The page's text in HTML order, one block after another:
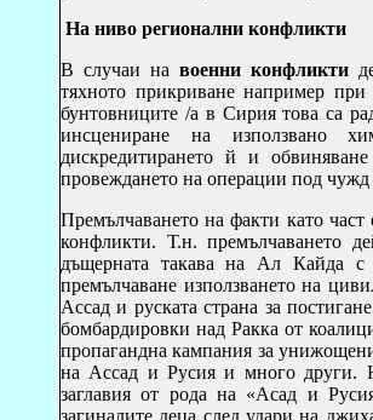
На ниво регионални конфликти
В случаи навоенни конфликти
тяхното прикриване например
бунтовниците /а в Сирия това са
инсцениране на използвано
дискредитирането й и
провеждането на операции под
Премълчаването на факти като
конфликти. Т.н. премълчаването
дъщерната такава на Ал Кайда
премълчаване използването на
Ассад и руската страна за
бомбардировки над Ракка от
пропагандна кампания за
на Ассад и Русия и много други.
заглавия от рода на «Асад и